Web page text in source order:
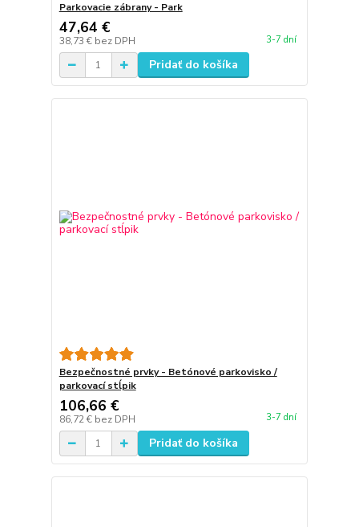
Parkovacie zábrany - Park
47,64 €
38,73 € bez DPH 3-7 dní
Pridať do košíka
Bezpečnostné prvky - Betónové parkovisko /
parkovací stĺpik
106,66 €
86,72 € bez DPH 3-7 dní
Pridať do košíka